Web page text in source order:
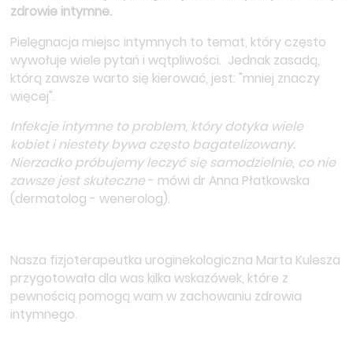
zdrowie intymne.
Pielęgnacja miejsc intymnych to temat, który często
wywołuje wiele pytań i wątpliwości. Jednak zasadą,
którą zawsze warto się kierować, jest: "mniej znaczy
więcej".
Infekcje intymne to problem, który dotyka wiele
kobiet i niestety bywa często bagatelizowany.
Nierzadko próbujemy leczyć się samodzielnie, co nie
zawsze jest skuteczne- mówi dr Anna Płatkowska
(dermatolog - wenerolog).
Nasza fizjoterapeutka uroginekologiczna Marta Kulesza
przygotowała dla was kilka wskazówek, które z
pewnością pomogą wam w zachowaniu zdrowia
intymnego.